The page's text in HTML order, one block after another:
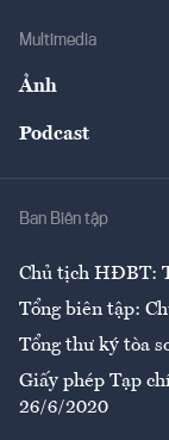
Multimedia
Ảnh
Podcast
Ban Biên tập
Chủ tịch HĐBT:
Tổng biên tập:
Tổng thư ký tòa
Giấy phép Tạp
26/6/2020